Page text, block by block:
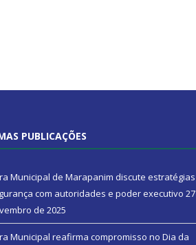
PUBLICAÇÕES
Municipal de Marapanim discute estratégias
com autoridades e poder executivo 27
de 2025
Municipal reafirma compromisso no Dia da